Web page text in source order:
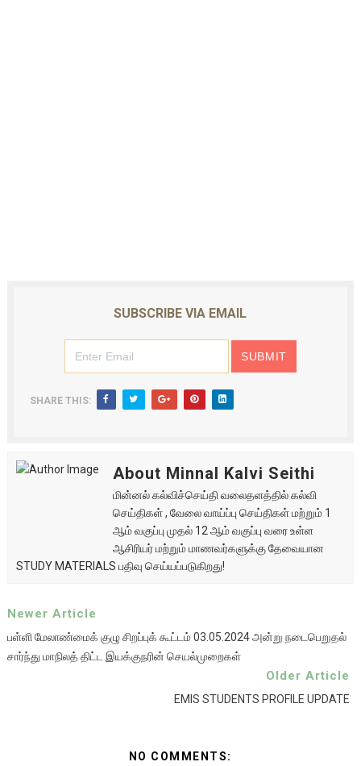
SUBSCRIBE VIA EMAIL
SHARE THIS:
About Minnal Kalvi Seithi
மின்னல் கல்விச்செய்தி வலைதளத்தில் கல்வி
செய்திகள் , வேலை வாய்ப்பு செய்திகள் மற்றும் 1
ஆம் வகுப்பு முதல் 12 ஆம் வகுப்பு வரை உள்ள
ஆசிரியர் மற்றும் மாணவர்களுக்கு தேவையான
STUDY MATERIALS பதிவு செய்யப்படுகிறது!
Newer Article
பள்ளி மேலாண்மைக் குழு சிறப்புக் கூட்டம் 03.05.2024 அன்று நடைபெறுதல்
சார்ந்து மாநிலத் திட்ட இயக்குநரின் செயல்முறைகள்
Older Article
EMIS STUDENTS PROFILE UPDATE
NO COMMENTS: